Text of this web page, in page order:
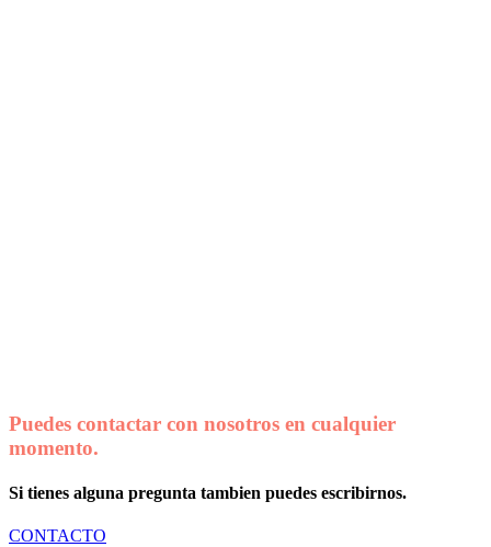
Puedes contactar con nosotros en cualquier
momento.
Si tienes alguna pregunta tambien puedes escribirnos.
CONTACTO